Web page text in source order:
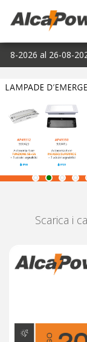
2026 al 26-08-2026
Scarica i